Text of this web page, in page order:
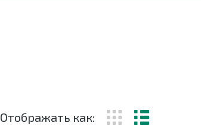
Отображать как: